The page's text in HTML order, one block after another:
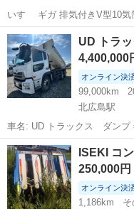
いすゞ ギガ 排気付きV型10気筒 ダンプ メーカー➡️
11年9月 タイプ➡️ダンプ 走行
北海道 北広島市
UD トラ
4,400,000
オンライン決
99,000km
北広島駅
車名: UD トラックス ダンプ 年式: H27年 10月 型式: CW5XL-31730
車検: R9 7月。 11,000cc 走行距離:99,000km 保管場所: 北海道空知郡
南幌町南16線西22番地南...
北海道 北広島市 北広
ISEKI コ
250,000円
オンライン決
1,186km
そ